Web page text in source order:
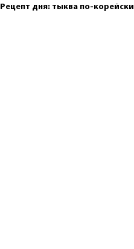
Рецепт дня: тыква по-корейски